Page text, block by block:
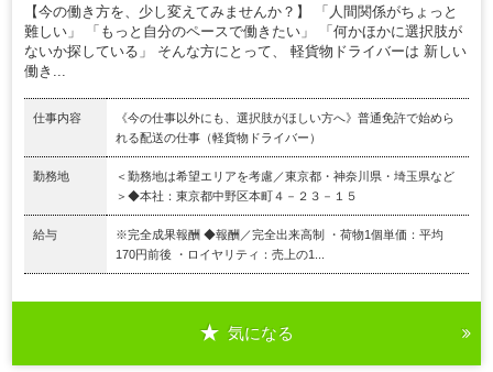
【今の働き方を、少し変えてみませんか？】 「人間関係がちょっと
難しい」 「もっと自分のペースで働きたい」 「何かほかに選択肢が
ないか探している」 そんな方にとって、 軽貨物ドライバーは 新しい
働き...
仕事内容
《今の仕事以外にも、選択肢がほしい方へ》普通免許で始めら
れる配送の仕事（軽貨物ドライバー）
勤務地
＜勤務地は希望エリアを考慮／東京都・神奈川県・埼玉県など
＞◆本社：東京都中野区本町４－２３－１５
給与
※完全成果報酬 ◆報酬／完全出来高制 ・荷物1個単価：平均
170円前後 ・ロイヤリティ：売上の1...
気になる